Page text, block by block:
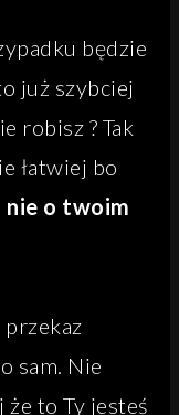
będzie
już szybciej
robisz ? Tak
łatwiej bo
nie o twoim
sam. Nie
to Ty jesteś